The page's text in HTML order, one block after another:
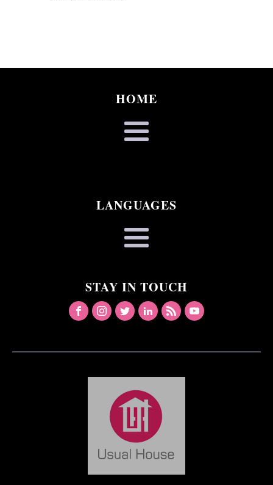
HOME
LANGUAGES
STAY IN TOUCH